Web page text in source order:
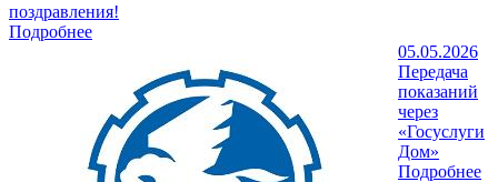
поздравления!
Подробнее
05.05.2026
Передача
показаний
через
«Госуслуги
Дом»
Подробнее